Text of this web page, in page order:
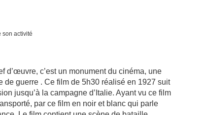
son activité
d’œuvre, c’est un monument du cinéma, une
de guerre . Ce film de 5h30 réalisé en 1927 suit
jusqu’à la campagne d’Italie. Ayant vu ce film
par ce film en noir et blanc qui parle